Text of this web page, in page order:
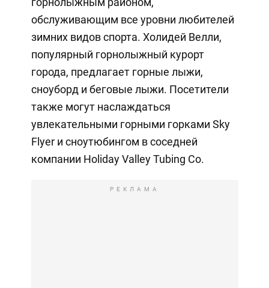
обслуживающим все уровни любителей
зимних видов спорта. Холидей Велли,
популярный горнолыжный курорт
города, предлагает горные лыжи,
сноуборд и беговые лыжи. Посетители
также могут наслаждаться
увлекательными горными горками Sky
Flyer и сноутюбингом в соседней
компании Holiday Valley Tubing Co.
РЕКЛАМА